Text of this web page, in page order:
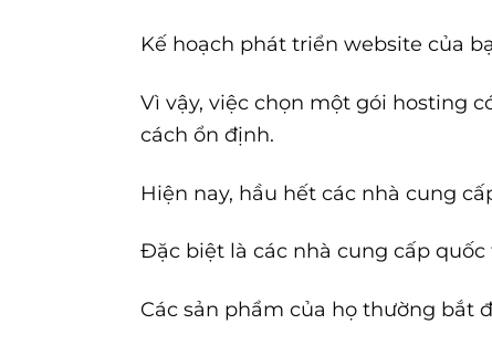
Kế hoạch phát triển website của
Vì vậy, việc chọn một gói hosting
cách ổn định.
Hiện nay, hầu hết các nhà cung
Đặc biệt là các nhà cung cấp
Các sản phẩm của họ thường bắt